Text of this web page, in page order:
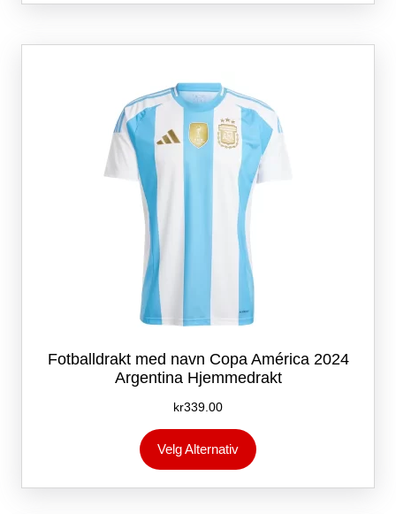
flere
Alternativene
på
produktsiden
Fotballdrakt med navn Copa América 2024
Argentina Hjemmedrakt
kr339.00
Velg Alternativ
produktet
flere